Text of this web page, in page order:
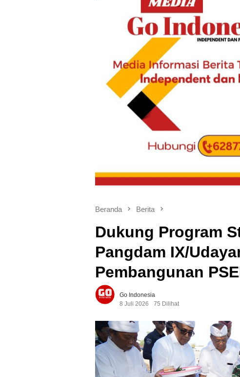
Beranda Berita
Dukung Program
Pangdam IX/
Pembangunan
Go Indonesia
8 Juli 2026
75 Dilihat